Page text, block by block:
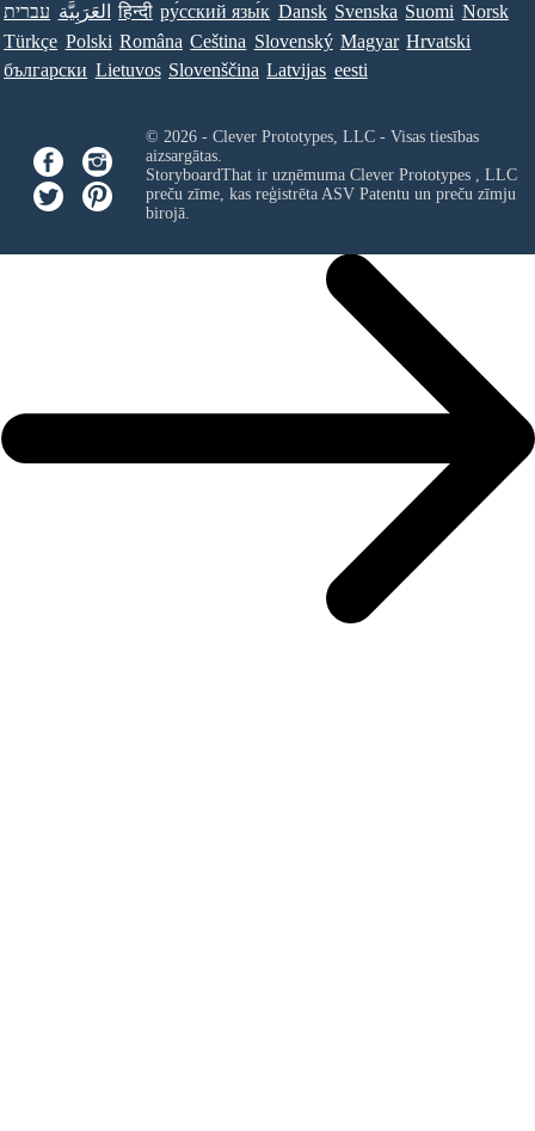
עברית العَرَبِيَّة हिन्दी ру́сский язы́к Dansk Svenska Suomi Norsk
Türkçe Polski Româna Ceština Slovenský Magyar Hrvatski
български Lietuvos Slovenščina Latvijas eesti
© 2026 - Clever Prototypes, LLC - Visas tiesības
aizsargātas.
StoryboardThat ir uzņēmuma Clever Prototypes , LLC
preču zīme, kas reģistrēta ASV Patentu un preču zīmju
birojā.